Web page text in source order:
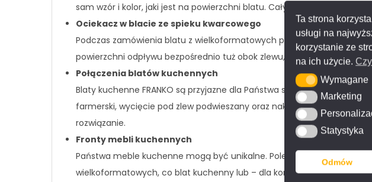
Ta strona
usługi na
korzystanie ze
na ich użycie.
WymaganeWymagane
MarketingMarketing
Personalizacja
StatystykaStatystyka
Odmów
sam wzór i kolor, jaki jest na powierzchni blatu. Cały blat wygląda
Ociekacz w blacie ze spieku kwarcowego
Podczas zamówienia blatu z wielkoformatowych płyt spieków
powierzchni odpływu bezpośrednio tuż obok zlewu, która umożliwi
Połączenia blatów kuchennych
Blaty kuchenne FRANKO są przyjazne dla Państwa sprzętów i
farmerski, wycięcie pod zlew podwieszany oraz nakładany, instalacja
rozwiązanie.
Fronty mebli kuchennych
Państwa meble kuchenne mogą być unikalne. Polecamy zamówienie
wielkoformatowych, co blat kuchenny lub – dla kontrastu – z płyt o